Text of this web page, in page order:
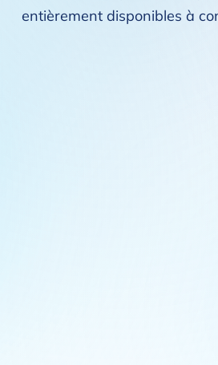
entièrement disponibles à